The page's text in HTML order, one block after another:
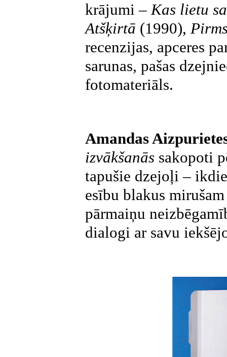
krājumi –Kas lietu
Atšķirtā (1990),
recenzijas, apceres
sarunas, pašas
fotomateriāls.
Amandas
izvākšanās sakopoti
tapušie dzejoļi –
esību blakus
pārmaiņu
dialogi ar savu